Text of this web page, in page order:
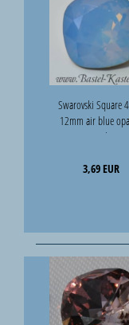
Swarovski Square
12mm air blue
Stück)
3,69 EUR